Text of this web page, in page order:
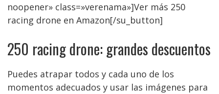
noopener» class=»verenama»]Ver más 250
racing drone en Amazon[/su_button]
250 racing drone: grandes descuentos
Puedes atrapar todos y cada uno de los
momentos adecuados y usar las imágenes para